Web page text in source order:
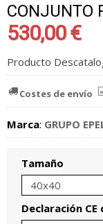
CONJUNTO
530,00 €
Producto
Costes de envío
Marca: GRUPO
Tamaño
Declaración